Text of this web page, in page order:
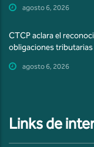
agosto 6, 2026
CTCP aclara el
obligaciones tributarias
agosto 6, 2026
Links de